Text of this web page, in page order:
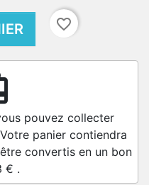
favorite_border
pouvez collecter
panier contiendra
convertis en un bon
€ .